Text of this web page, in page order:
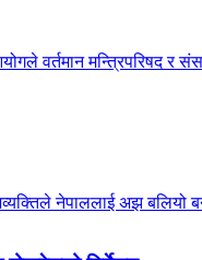
वर्तमान
नेपाललाई अझ